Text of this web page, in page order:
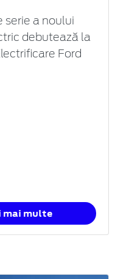
serie a noului
debutează la
Ford
mai multe